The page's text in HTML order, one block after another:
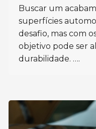
Buscar um
superfícies
desafio, mas com
objetivo pode ser
durabilidade. ….